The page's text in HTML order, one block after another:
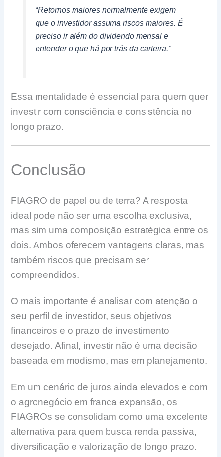
“Retornos maiores normalmente exigem
que o investidor assuma riscos maiores. É
preciso ir além do dividendo mensal e
entender o que há por trás da carteira.”
Essa mentalidade é essencial para quem quer
investir com consciência e consistência no
longo prazo.
Conclusão
FIAGRO de papel ou de terra? A resposta
ideal pode não ser uma escolha exclusiva,
mas sim uma composição estratégica entre os
dois. Ambos oferecem vantagens claras, mas
também riscos que precisam ser
compreendidos.
O mais importante é analisar com atenção o
seu perfil de investidor, seus objetivos
financeiros e o prazo de investimento
desejado. Afinal, investir não é uma decisão
baseada em modismo, mas em planejamento.
Em um cenário de juros ainda elevados e com
o agronegócio em franca expansão, os
FIAGROs se consolidam como uma excelente
alternativa para quem busca renda passiva,
diversificação e valorização de longo prazo.